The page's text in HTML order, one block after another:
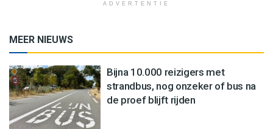
ADVERTENTIE
MEER NIEUWS
Bijna 10.000 reizigers met
strandbus, nog onzeker of bus na
de proef blijft rijden